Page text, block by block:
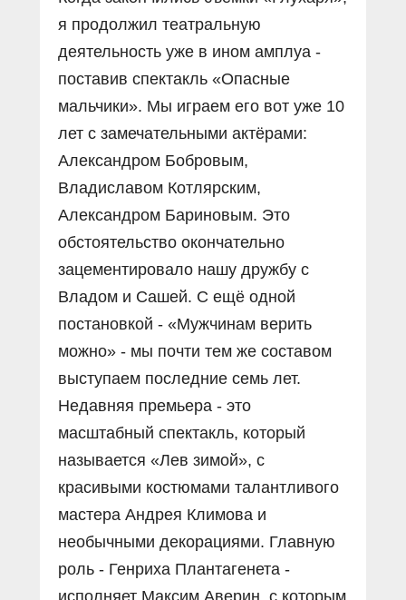
я продолжил театральную
деятельность уже в ином амплуа -
поставив спектакль «Опасные
мальчики». Мы играем его вот уже 10
лет с замечательными актёрами:
Александром Бобровым,
Владиславом Котлярским,
Александром Бариновым. Это
обстоятельство окончательно
зацементировало нашу дружбу с
Владом и Сашей. С ещё одной
постановкой - «Мужчинам верить
можно» - мы почти тем же составом
выступаем последние семь лет.
Недавняя премьера - это
масштабный спектакль, который
называется «Лев зимой», с
красивыми костюмами талантливого
мастера Андрея Климова и
необычными декорациями. Главную
роль - Генриха Плантагенета -
исполняет Максим Аверин, с которым